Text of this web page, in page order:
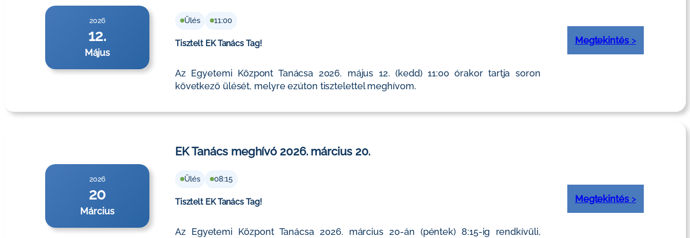
2026
12.
Május
Ülés 11:00
Tisztelt EK Tanács Tag!
Az Egyetemi Központ Tanácsa 2026. május 12. (kedd) 11:00 órakor tartja soron
következő ülését, melyre ezúton tisztelettel meghívom.
Megtekintés>
2026
20
Március
EK Tanács meghívó 2026. március 20.
Ülés 08:15
Tisztelt EK Tanács Tag!
Az Egyetemi Központ Tanácsa 2026. március 20-án (péntek) 8:15-ig rendkívüli,
Megtekintés>